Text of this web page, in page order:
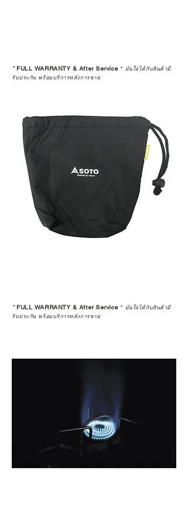
*FULL WARRANTY & After Service * มั่นใจได้กับสินค้ามี
รับประกัน พร้อมบริการหลังการขาย
*FULL WARRANTY & After Service * มั่นใจได้กับสินค้ามี
รับประกัน พร้อมบริการหลังการขาย